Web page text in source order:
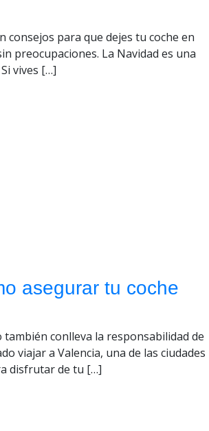
consejos para que dejes tu coche en
preocupaciones. La Navidad es una
vives […]
asegurar tu coche
conlleva la responsabilidad de
viajar a Valencia, una de las ciudades
disfrutar de tu […]